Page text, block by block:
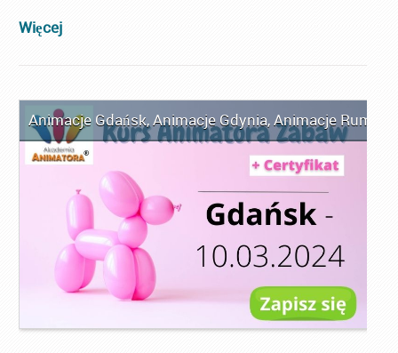
Więcej
Animacje Gdańsk,Animacje Gdynia,Animacje Rumia